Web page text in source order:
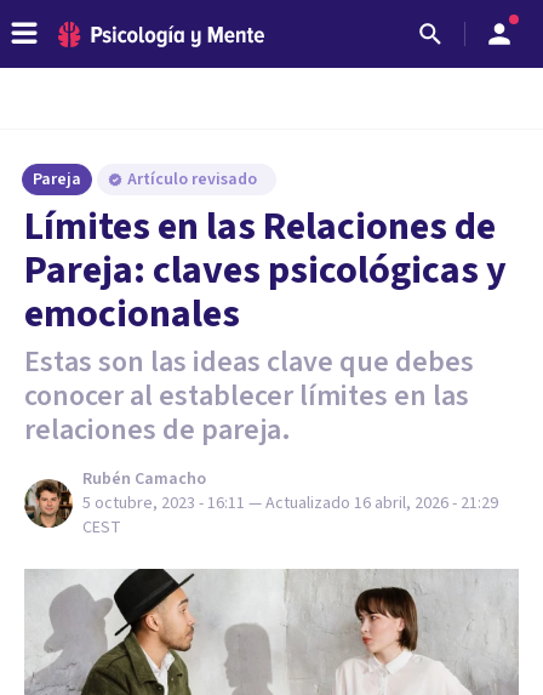
Pareja Artículo revisado
Límites en las Relaciones de
Pareja: claves psicológicas y
emocionales
Estas son las ideas clave que debes
conocer al establecer límites en las
relaciones de pareja.
Rubén Camacho
5 octubre, 2023 - 16:11 — Actualizado 16 abril, 2026 - 21:29
CEST